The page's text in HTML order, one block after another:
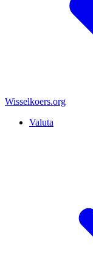
Wisselkoers.org
Valuta